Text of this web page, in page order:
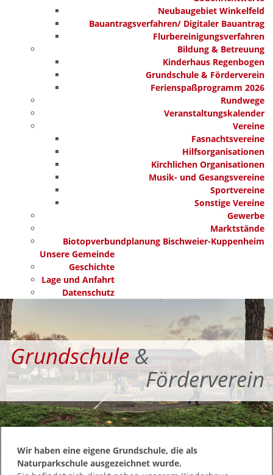
Neubaugebiet Winkelfeld
Bauantragsverfahren/ Digitaler Bauantrag
Flurbereinigungsverfahren
Bildung & Betreuung
Kinderhaus Regenbogen
Grundschule & Förderverein
Ferienspaßprogramm 2026
Rundwege
Veranstaltungskalender
Vereine
Fasnachtsvereine
Hilfsorganisationen
Kirchlichen Organisationen
Musik- und Gesangsvereine
Sportvereine
Sonstige Vereine
Gewerbe
Marktstände
Biotopverbundplanung Bischweier-Kuppenheim
Unsere Gemeinde
Geschichte
Lage und Anfahrt
Datenschutz
Grundschule&
Förderverein
Wir haben eine eigene Grundschule, die als
Naturparkschule ausgezeichnet wurde.